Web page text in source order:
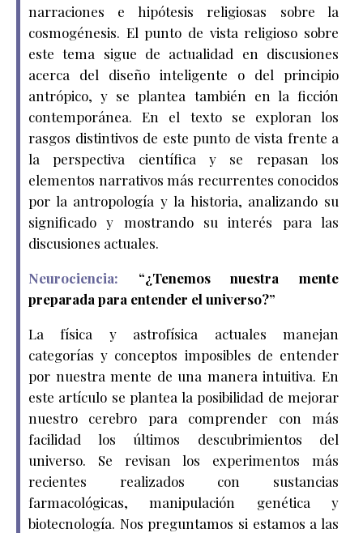
narraciones e hipótesis religiosas sobre la
cosmogénesis. El punto de vista religioso sobre
este tema sigue de actualidad en discusiones
acerca del diseño inteligente o del principio
antrópico, y se plantea también en la ficción
contemporánea. En el texto se exploran los
rasgos distintivos de este punto de vista frente a
la perspectiva científica y se repasan los
elementos narrativos más recurrentes conocidos
por la antropología y la historia, analizando su
significado y mostrando su interés para las
discusiones actuales.
Neurociencia: “¿Tenemos nuestra mente
preparada para entender el universo?”
La física y astrofísica actuales manejan
categorías y conceptos imposibles de entender
por nuestra mente de una manera intuitiva. En
este artículo se plantea la posibilidad de mejorar
nuestro cerebro para comprender con más
facilidad los últimos descubrimientos del
universo. Se revisan los experimentos más
recientes realizados con sustancias
farmacológicas, manipulación genética y
biotecnología. Nos preguntamos si estamos a las